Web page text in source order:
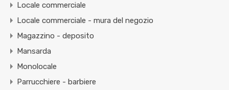
Locale commerciale
Locale commerciale - mura del negozio
Magazzino - deposito
Mansarda
Monolocale
Parrucchiere - barbiere